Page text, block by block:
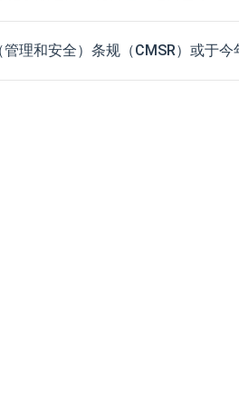
理和安全）条规（CMSR）或于今